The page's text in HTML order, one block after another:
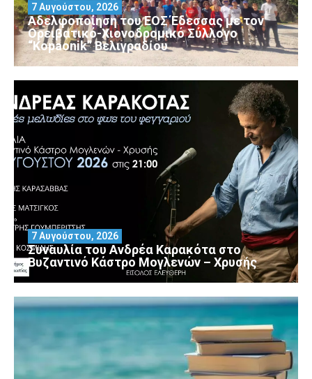
Αδελφοποίηση του ΕΟΣ Έδεσσας με τον
Ορειβατικό-Χιονοδρομικό Σύλλογο
“Kopaonik” Βελιγραδίου
7 Αυγούστου, 2026
Συναυλία του Ανδρέα Καρακότα στο
Βυζαντινό Κάστρο Μογλενών – Χρυσής
7 Αυγούστου, 2026